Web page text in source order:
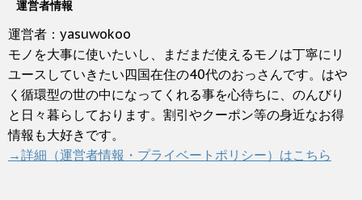
運営者情報
運営者：yasuwokoo
モノを大事に使いたいし、まだまだ使えるモノは丁寧にリ
ユースしていきたい四国在住の40代のおっさんです。はや
く循環型の世の中になってくれる事を心待ちに、のんびり
と日々暮らしております。割引やクーポン等の身近なお得
情報も大好きです。
→詳細（運営者情報・プライベートポリシー）はこちら